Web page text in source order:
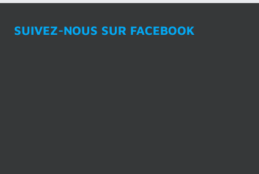
SUIVEZ-NOUS SUR FACEBOOK